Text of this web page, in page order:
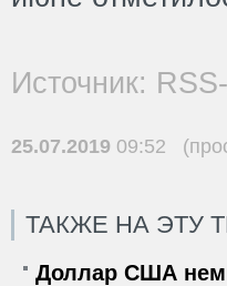
Источник:
25.07.2019 09:52
ТАКЖЕ НА ЭТУ
Доллар США